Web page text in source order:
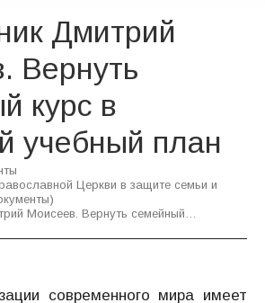
Дмитрий
Вернуть
курс в
учебный план
Церкви в защите семьи и
Моисеев. Вернуть семейный…
современного мира имеет